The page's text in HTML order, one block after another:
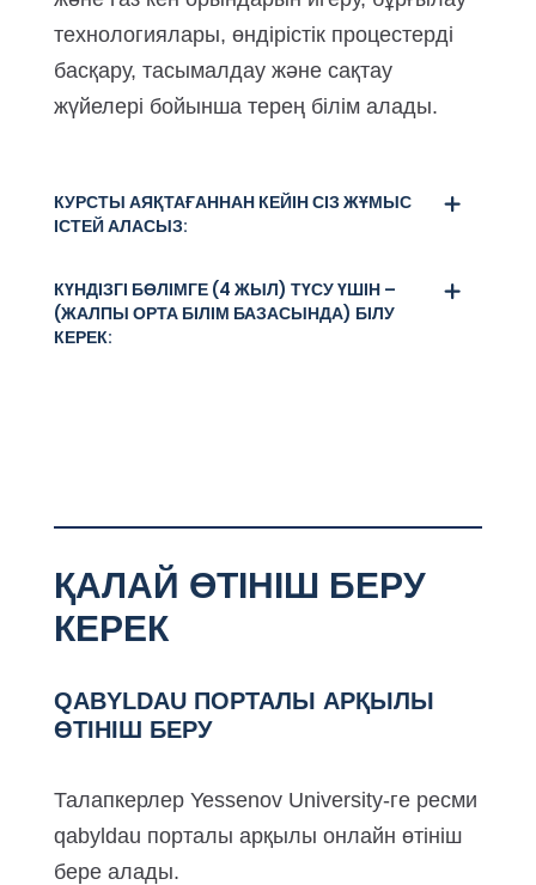
технологиялары, өндірістік процестерді
басқару, тасымалдау және сақтау
жүйелері бойынша терең білім алады.
КУРСТЫ АЯҚТАҒАННАН КЕЙІН СІЗ ЖҰМЫС
ІСТЕЙ АЛАСЫЗ:
КҮНДІЗГІ БӨЛІМГЕ (4 ЖЫЛ) ТҮСУ ҮШІН –
(ЖАЛПЫ ОРТА БІЛІМ БАЗАСЫНДА) БІЛУ
КЕРЕК:
ҚАЛАЙ ӨТІНІШ БЕРУ
КЕРЕК
QABYLDAU ПОРТАЛЫ АРҚЫЛЫ
ӨТІНІШ БЕРУ
Талапкерлер Yessenov University-ге ресми
qabyldau порталы арқылы онлайн өтініш
бере алады.